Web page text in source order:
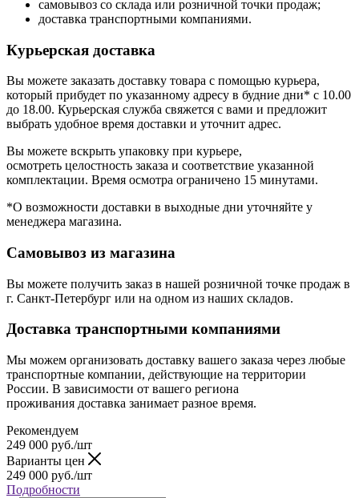
самовывоз со склада или розничной точки продаж;
доставка транспортными компаниями.
Курьерская доставка
Вы можете заказать доставку товара с помощью курьера,
который прибудет по указанному адресу в будние дни* с 10.00
до 18.00. Курьерская служба свяжется с вами и предложит
выбрать удобное время доставки и уточнит адрес.
Вы можете вскрыть упаковку при курьере,
осмотреть целостность заказа и соответствие указанной
комплектации. Время осмотра ограничено 15 минутами.
*О возможности доставки в выходные дни уточняйте у
менеджера магазина.
Самовывоз из магазина
Вы можете получить заказ в нашей розничной точке продаж в
г. Санкт-Петербург или на одном из наших складов.
Доставка транспортными компаниями
Мы можем организовать доставку вашего заказа через любые
транспортные компании, действующие на территории
России. В зависимости от вашего региона
проживания доставка занимает разное время.
Рекомендуем
249 000 руб./шт
Варианты цен
249 000 руб./шт
Подробности